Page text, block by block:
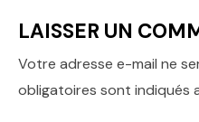
LAISSER UN
Votre adresse e-mail ne
obligatoires sont indiqués